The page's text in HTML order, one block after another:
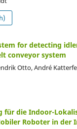
for detecting
conveyor system
Otto, André
für die Indoor-
Roboter in der